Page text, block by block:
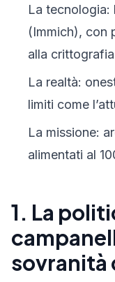
La tecnologia:
(Immich), con
alla
La realtà:
limiti come
La missione:
alimentati al
1. La
sovranità